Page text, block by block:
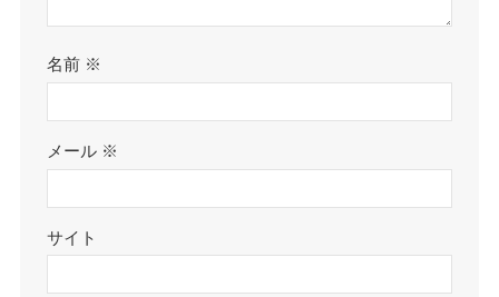
名前 ※
メール ※
サイト